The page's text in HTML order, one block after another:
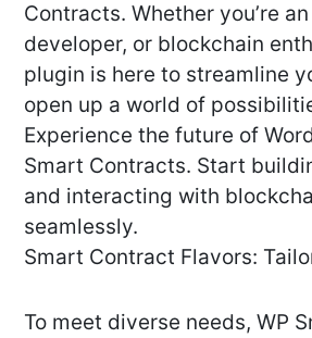
Contracts. Whether you’re
developer, or blockchain
plugin is here to streamline
open up a world of
Experience the future of
Smart Contracts. Start
and interacting with
seamlessly.
Smart Contract Flavors:
To meet diverse needs, WP